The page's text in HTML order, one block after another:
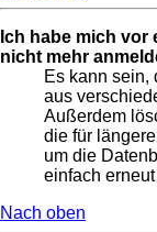
Ich habe mich vor
nicht mehr
Es kann sein,
aus
Außerdem
die für
um die
einfach
Nach oben